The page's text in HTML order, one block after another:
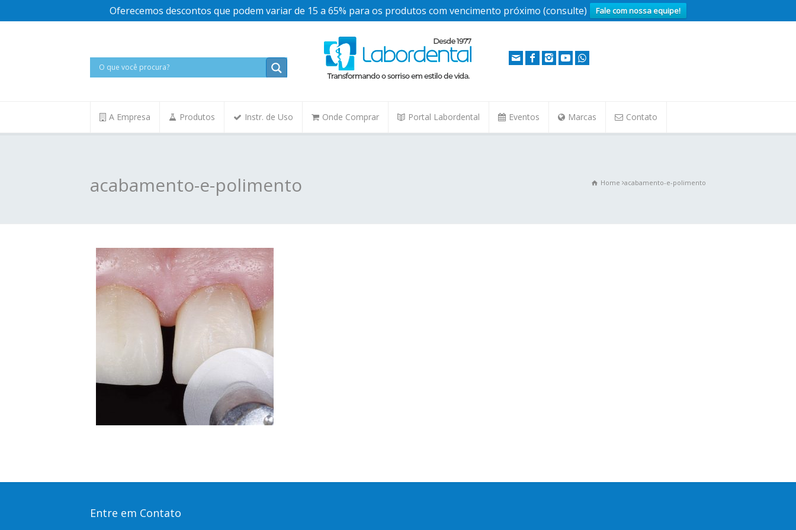
Oferecemos descontos que podem variar de 15 a 65% para os produtos com vencimento próximo (consulte) Fale com nossa equipe!
A Empresa Produtos Instr. de Uso Onde Comprar Portal Labordental Eventos Marcas Contato
acabamento-e-polimento Home acabamento-e-polimento
Entre em Contato